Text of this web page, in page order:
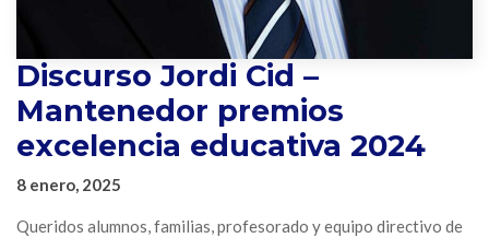
Discurso Jordi Cid –
Mantenedor premios
excelencia educativa 2024
8 enero, 2025
Queridos alumnos, familias, profesorado y equipo directivo de